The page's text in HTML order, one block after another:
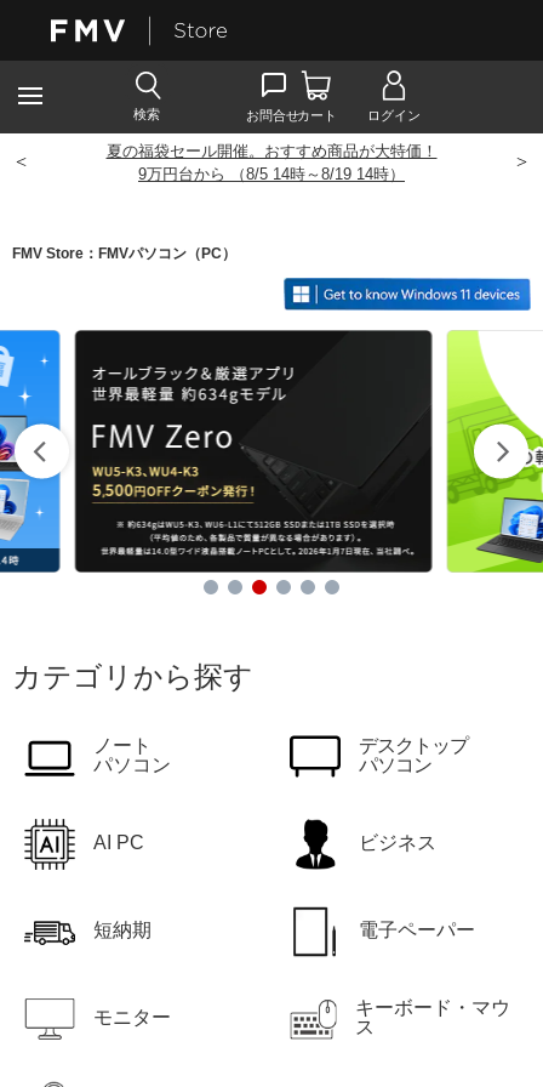
夏の福袋セール開催。おすすめ商品が大特価！
9万円台から （8/5 14時～8/19 14時）
< >
FMV Store：FMVパソコン（PC）
カテゴリから探す
ノート
パソコン
デスクトップ
パソコン
AI PC ビジネス
短納期 電子ペーパー
モニター
キーボード・マウ
ス